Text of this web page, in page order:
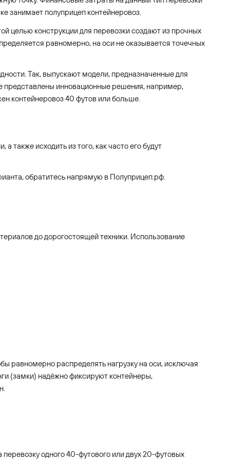
занимает полуприцеп контейнеровоз.
целью конструкции для перевозки создают из прочных
равномерно, на оси не оказывается точечных
Так, выпускают модели, предназначенные для
представлены инновационные решения, например,
контейнеровоз 40 футов или больше.
также исходить из того, как часто его будут
обратитесь напрямую в Полуприцеп.рф.
до дорогостоящей техники. Использование
равномерно распределять нагрузку на оси, исключая
(замки) надёжно фиксируют контейнеры,
одного 40-футового или двух 20-футовых